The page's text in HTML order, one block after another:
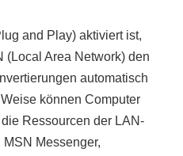
r
b
and Play) aktiviert ist,
(Local Area Network) den
automatisch
können Computer
Ressourcen der LAN-
Messenger,